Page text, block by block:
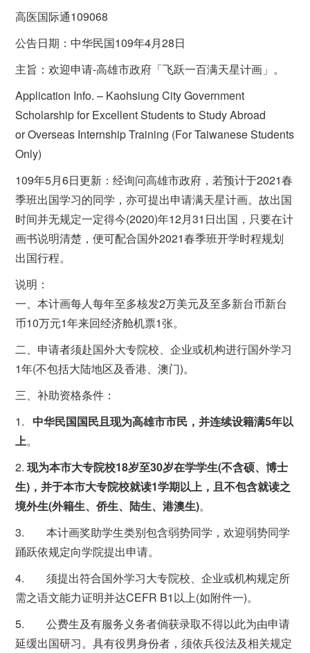
高医国际通109068
公告日期：中华民国109年4月28日
主旨：欢迎申请-高雄市政府「飞跃一百满天星计画」。
Application Info. – Kaohsiung City Government
Scholarship for Excellent Students to Study Abroad
or Overseas Internship Training (For Taiwanese Students
Only)
109年5月6日更新：经询问高雄市政府，若预计于2021春
季班出国学习的同学，亦可提出申请满天星计画。故出国
时间并无规定一定得今(2020)年12月31日出国，只要在计
画书说明清楚，便可配合国外2021春季班开学时程规划
出国行程。
说明：
一、本计画每人每年至多核发2万美元及至多新台币新台
币10万元1年来回经济舱机票1张。
二、申请者须赴国外大专院校、企业或机构进行国外学习
1年(不包括大陆地区及香港、澳门)。
三、补助资格条件：
1. 中华民国国民且现为高雄市市民，并连续设籍满5年以
上。
2.现为本市大专院校18岁至30岁在学学生(不含硕、博士
生)，并于本市大专院校就读1学期以上，且不包含就读之
境外生(外籍生、侨生、陆生、港澳生)。
3. 本计画奖助学生类别包含弱势同学，欢迎弱势同学
踊跃依规定向学院提出申请。
4. 须提出符合国外学习大专院校、企业或机构规定所
需之语文能力证明并达CEFR B1以上(如附件一)。
5. 公费生及有服务义务者倘获录取不得以此为由申请
延缓出国研习。具有役男身份者，须依兵役法及相关规定